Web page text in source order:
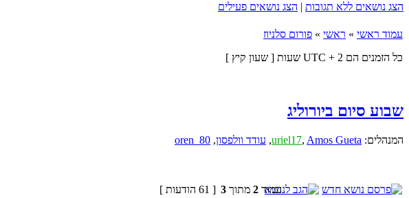
הצג נושאים ללא תגובות | הצג נושאים פעילים
עמוד ראשי » ראשי » פורום סלניוז
כל הזמנים הם UTC + 2 שעות [ שעון קיץ ]
שבוע סיום ביורוליג
המנהלים: uriel17, Amos Gueta
, עודד וולפסון,
oren_80
עמוד 2 מתוך 3 [ 61 הודעות ]